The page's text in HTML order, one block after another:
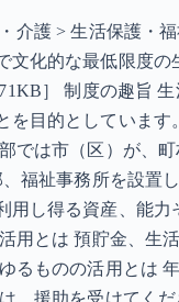
介護 > 生活保護・
文化的な最低限度
］ 制度の趣旨
目的としていま
では市（区）が、
福祉事務所を設
し得る資産、能
用とは 預貯金、
るものの活用とは